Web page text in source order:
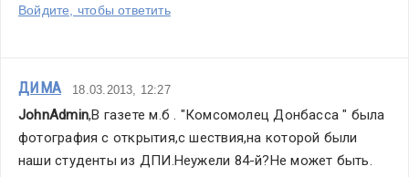
Войдите, чтобы ответить
ДИМА 18.03.2013, 12:27
JohnAdmin,В газете м.б . "Комсомолец Донбасса " была
фотография с открытия,с шествия,на которой были
наши студенты из ДПИ.Неужели 84-й?Не может быть.